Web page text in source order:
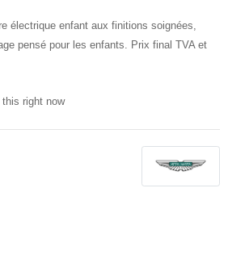
électrique enfant aux finitions soignées,
pensé pour les enfants. Prix final TVA et
this right now